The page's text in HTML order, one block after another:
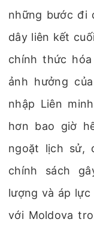
những bước đi
dây liên kết
chính thức
ảnh hưởng
nhập Liên
hơn bao giờ
ngoặt lịch sử,
chính sách
lượng và áp
với Moldova